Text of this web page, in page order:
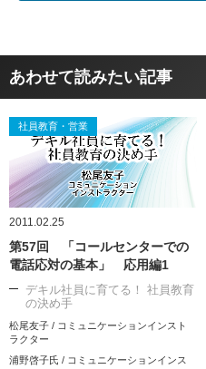
あわせて読みたい記事
社員教育・営業
2011.02.25
第57回 「コールセンターでの
電話応対の基本」 応用編1
デキル社員に育てる！ 社員教育
の決め手
松尾友子 / コミュニケーションインスト
ラクター
浦野啓子氏 / コミュニケーションインス